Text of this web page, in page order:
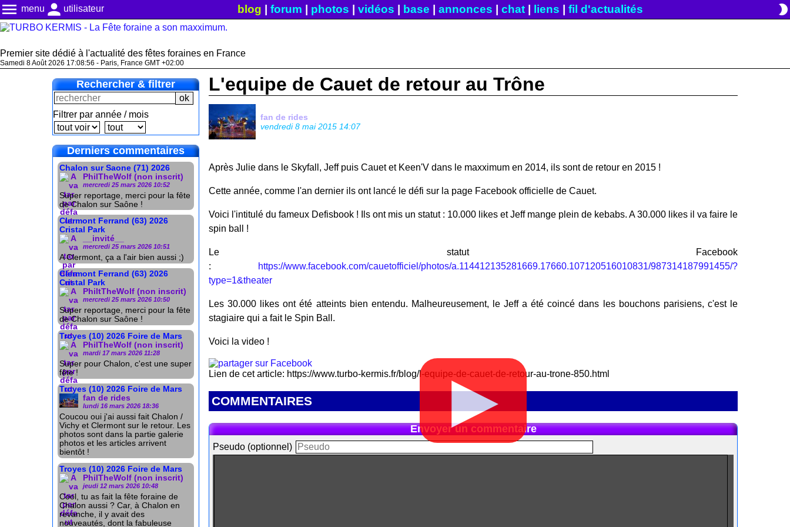
menu menu person utilisateur blog forum photos vidéos base annonces chat| liens fil d'actualités brightness_2
Premier site dédié à l'actualité des fêtes foraines en France
Samedi 8 Août 2026 17:08:56 - Paris, France GMT +02:00
Rechercher & filtrer
Filtrer par année / mois
Derniers commentaires
Chalon sur Saone (71) 2026
PhilTheWolf (non inscrit)
mercredi 25 mars 2026 10:52
Super reportage, merci pour la fête
de Chalon sur Saône !
Clermont Ferrand (63) 2026
Cristal Park
__invité__
mercredi 25 mars 2026 10:51
A Clermont, ça a l'air bien aussi ;)
Clermont Ferrand (63) 2026
Cristal Park
PhiltTheWolf (non inscrit)
mercredi 25 mars 2026 10:50
Super reportage, merci pour la fête
de Chalon sur Saône !
Troyes (10) 2026 Foire de Mars
PhilTheWolf (non inscrit)
mardi 17 mars 2026 11:28
Super pour Chalon, c'est une super
fête !
Troyes (10) 2026 Foire de Mars
fan de rides
lundi 16 mars 2026 18:36
Coucou oui j'ai aussi fait Chalon /
Vichy et Clermont sur le retour. Les
photos sont dans la partie galerie
photos et les articles arrivent
bientôt !
Troyes (10) 2026 Foire de Mars
PhilTheWolf (non inscrit)
jeudi 12 mars 2026 10:48
Cool, tu as fait la fête foraine de
Chalon aussi ? Car, à Chalon en
revanche, il y avait des
nouveautés, dont la fabuleuse
L'equipe de Cauet de retour au Trône
fan de rides
vendredi 8 mai 2015 14:07
Après Julie dans le Skyfall, Jeff puis Cauet et Keen'V dans le maxximum en 2014, ils sont de retour en 2015 !
Cette année, comme l'an dernier ils ont lancé le défi sur la page Facebook officielle de Cauet.
Voici l'intitulé du fameux Defisbook ! Ils ont mis un statut : 10.000 likes et Jeff mange plein de kebabs. A 30.000 likes il va faire le
spin ball !
Le statut Facebook
:
https://www.facebook.com/cauetofficiel/photos/a.114412135281669.17660.107120516010831/987314187991455/?
type=1&theater
Les 30.000 likes ont été atteints bien entendu. Malheureusement, le Jeff a été coincé dans les bouchons parisiens, c'est le
stagiaire qui a fait le Spin Ball.
Voici la video !
▶
Lien de cet article: https://www.turbo-kermis.fr/blog/l-equipe-de-cauet-de-retour-au-trone-850.html
COMMENTAIRES
Envoyer un commentaire
Pseudo (optionnel)